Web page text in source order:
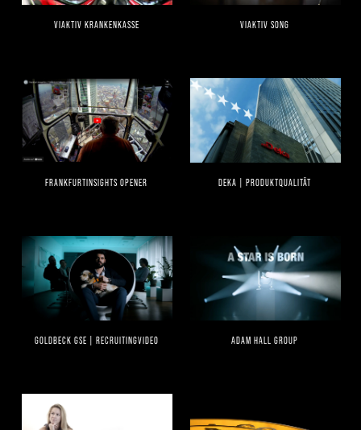
VIAKTIV KRANKENKASSE VIAKTIV SONG
FRANKFURTINSIGHTS OPENER DEKA | PRODUKTQUALITÄT
GOLDBECK GSE | RECRUITINGVIDEO ADAM HALL GROUP